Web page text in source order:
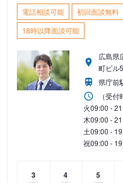
電話相談可能 初回面談無料
18時以降面談可能
広島県
町ビル
県庁前
（受付
火09:00 -
木09:00 -
土09:00 -
祝09:00 -
3
4
5